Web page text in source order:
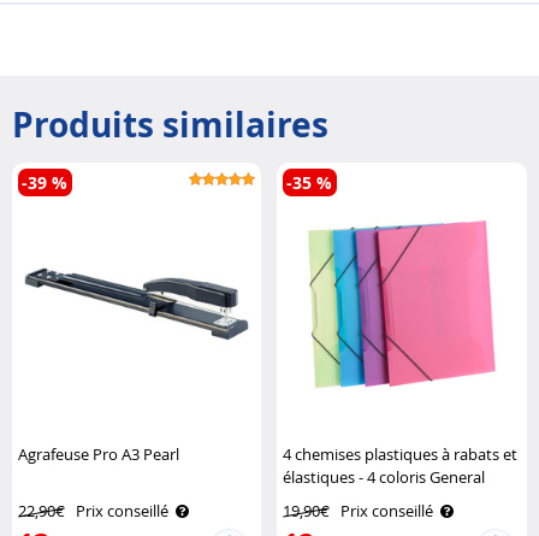
Produits similaires
Agrafeuse Pro A3 Pearl
22,90€ Prix conseillé
-39 %
4 chemises plastiques à rabats et
élastiques - 4 coloris General
19,90€ Prix conseillé
-35 %